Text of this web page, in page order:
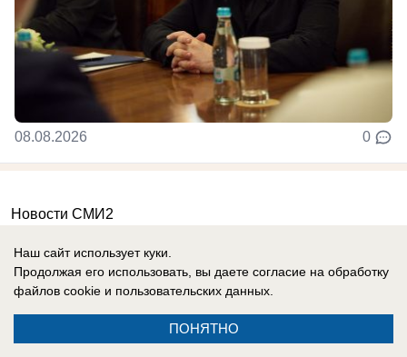
08.08.2026 0
Новости СМИ2
Реклама на сайте
Наш сайт использует куки.
Продолжая его использовать, вы даете согласие на обработку
файлов cookie и пользовательских данных.
ПОНЯТНО